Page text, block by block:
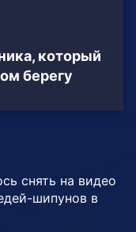
который
берегу
снять на видео
шипунов в